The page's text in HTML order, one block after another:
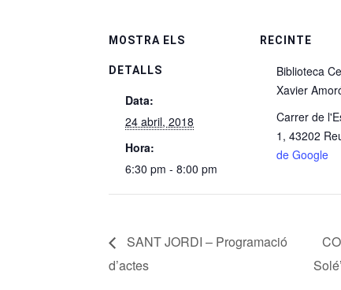
MOSTRA ELS
DETALLS
Data:
24 abril, 2018
Hora:
6:30 pm - 8:00 pm
RECINTE
Biblioteca
Xavier
Carrer de
1, 43202
de Google
SANT JORDI – Programació
d’actes
Solé’